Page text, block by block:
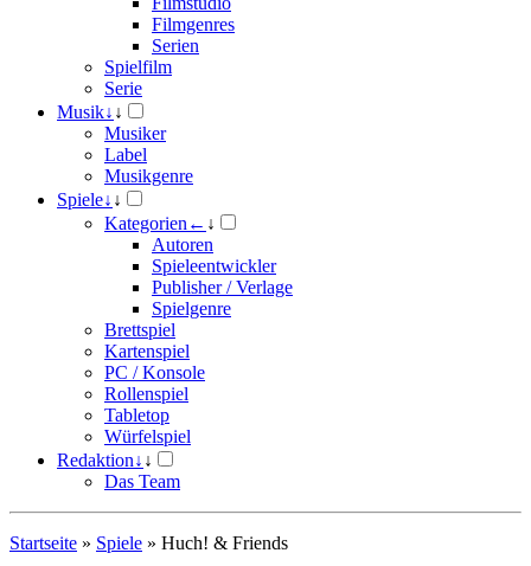
Filmgenres
Serien
Spielfilm
Serie
Musik↓ ↓
Musiker
Label
Musikgenre
Spiele↓ ↓
Kategorien ← ↓
Autoren
Spieleentwickler
Publisher / Verlage
Spielgenre
Brettspiel
Kartenspiel
PC / Konsole
Rollenspiel
Tabletop
Würfelspiel
Redaktion↓ ↓
Das Team
Startseite » Spiele » Huch! & Friends